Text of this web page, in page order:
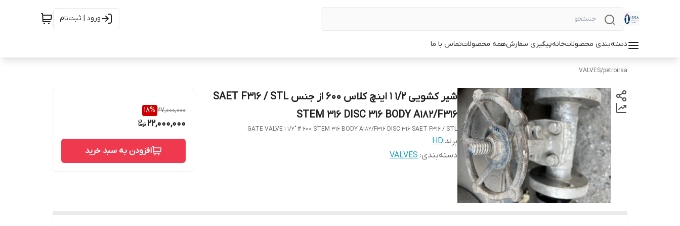
ورود | ثبت‌نام
دسته‌بندی محصولاتخانهپیگیری سفارشهمه محصولاتتماس با ما
petroirsa
/
VALVES
شیر کشویی 1/2 1 اینچ کلاس 600 از جنس SAET F316 / STL
STEM 316 DISC 316 BODY A182/F316
GATE VALVE 1 1/2" # 600 STEM 316 BODY A182/F316 DISC 316 SAET F316 / STL
برند:HD
دسته‌بندی:
VALVES
27,000,000
18%
22,000,000
افزودن به سبد خرید